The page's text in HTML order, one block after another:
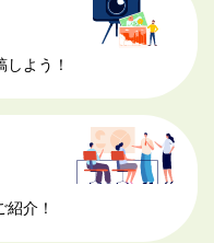
よう！
介！